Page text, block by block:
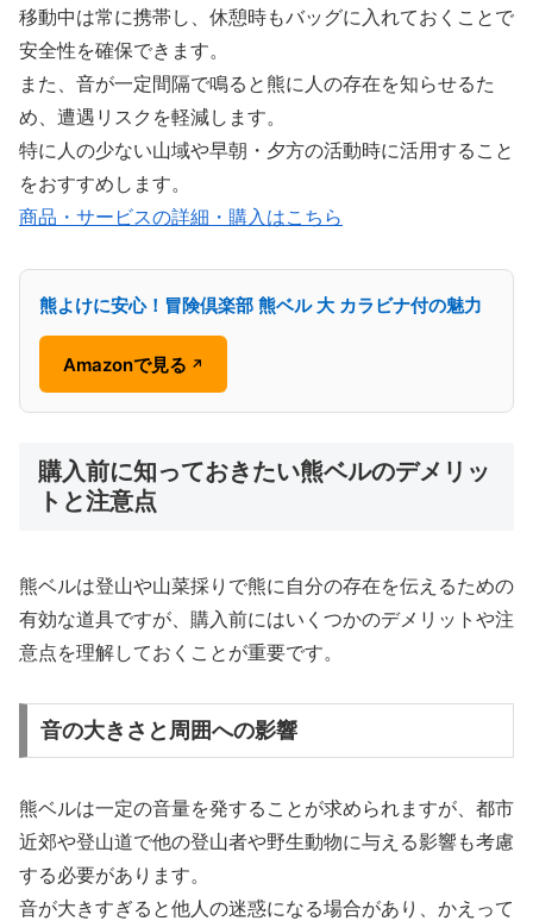
移動中は常に携帯し、休憩時もバッグに入れておくことで
安全性を確保できます。
また、音が一定間隔で鳴ると熊に人の存在を知らせるた
め、遭遇リスクを軽減します。
特に人の少ない山域や早朝・夕方の活動時に活用すること
をおすすめします。
商品・サービスの詳細・購入はこちら
熊よけに安心！冒険倶楽部 熊ベル 大 カラビナ付の魅力
Amazonで見る ↗
購入前に知っておきたい熊ベルのデメリッ
トと注意点
熊ベルは登山や山菜採りで熊に自分の存在を伝えるための
有効な道具ですが、購入前にはいくつかのデメリットや注
意点を理解しておくことが重要です。
音の大きさと周囲への影響
熊ベルは一定の音量を発することが求められますが、都市
近郊や登山道で他の登山者や野生動物に与える影響も考慮
する必要があります。
音が大きすぎると他人の迷惑になる場合があり、かえって